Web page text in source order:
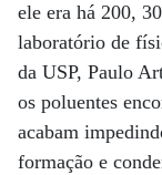
ele era há 200,
laboratório de
da USP, Paulo
os poluentes
acabam
formação e